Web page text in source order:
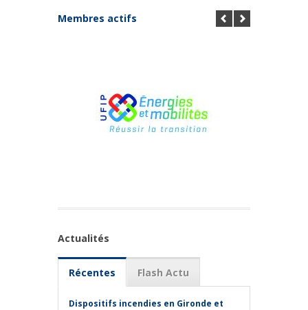
Membres actifs
Actualités
Récentes Flash Actu
Dispositifs incendies en Gironde et